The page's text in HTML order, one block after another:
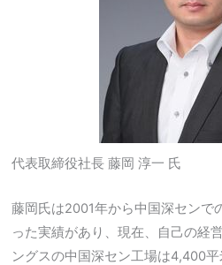
代表取締役社長 藤岡 淳一 氏
藤岡氏は2001年から中国深センで
った実績があり、現在、自己の経
ングスの中国深セン工場は4,400